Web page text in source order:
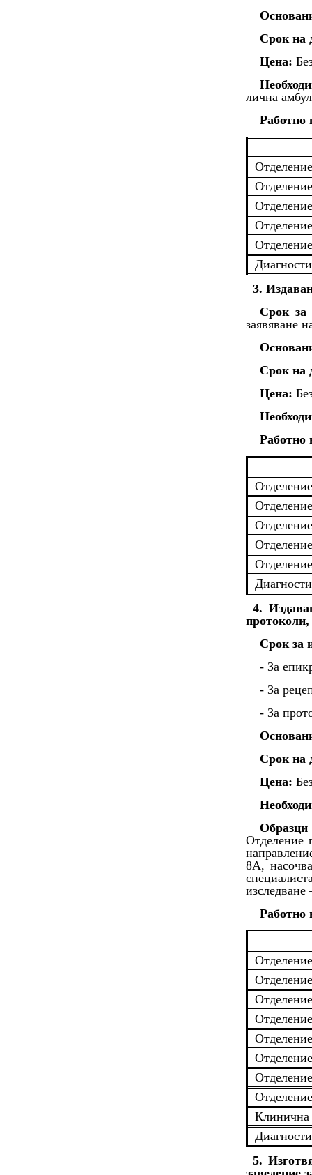
Срок на
Цена:
лична
Работно
3.
Срок за
заявяване
Срок на
Цена:
Работно
4.
протоколи,
Срок за
- За
- За
- За
Срок на
Цена:
Отделение
8А,
изследване
Работно
Клинична
5.